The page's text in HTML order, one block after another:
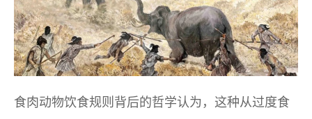
食肉动物饮食规则背后的哲学认为，这种从过度食